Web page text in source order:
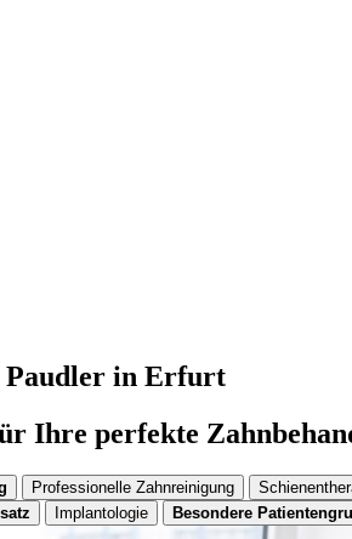
Paudler in Erfurt
Ihre perfekte
Professionelle Zahnreinigung
Implantologie Besondere